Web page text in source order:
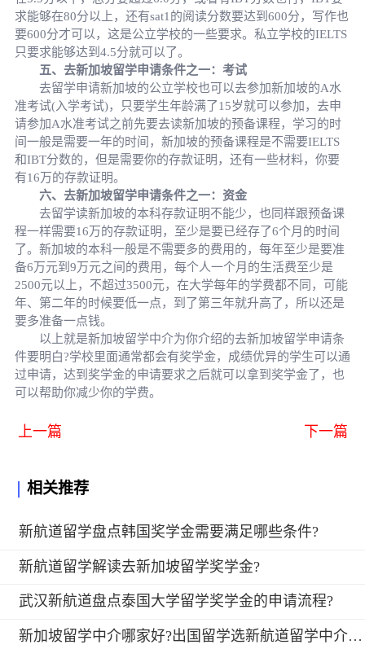
求能够在80分以上，还有sat1的阅读分数要达到600分，写作也
要600分才可以，这是公立学校的一些要求。私立学校的IELTS
只要求能够达到4.5分就可以了。
五、去新加坡留学申请条件之一：考试
去留学申请新加坡的公立学校也可以去参加新加坡的A水
准考试(入学考试)，只要学生年龄满了15岁就可以参加，去申
请参加A水准考试之前先要去读新加坡的预备课程，学习的时
间一般是需要一年的时间，新加坡的预备课程是不需要IELTS
和IBT分数的，但是需要你的存款证明，还有一些材料，你要
有16万的存款证明。
六、去新加坡留学申请条件之一：资金
去留学读新加坡的本科存款证明不能少，也同样跟预备课
程一样需要16万的存款证明，至少是要已经存了6个月的时间
了。新加坡的本科一般是不需要多的费用的，每年至少是要准
备6万元到9万元之间的费用，每个人一个月的生活费至少是
2500元以上，不超过3500元，在大学每年的学费都不同，可能
年、第二年的时候要低一点，到了第三年就升高了，所以还是
要多准备一点钱。
以上就是新加坡留学中介为你介绍的去新加坡留学申请条
件要明白?学校里面通常都会有奖学金，成绩优异的学生可以通
过申请，达到奖学金的申请要求之后就可以拿到奖学金了，也
可以帮助你减少你的学费。
上一篇 下一篇
相关推荐
新航道留学盘点韩国奖学金需要满足哪些条件?
新航道留学解读去新加坡留学奖学金?
武汉新航道盘点泰国大学留学奖学金的申请流程?
新加坡留学中介哪家好?出国留学选新航道留学中介好吗?